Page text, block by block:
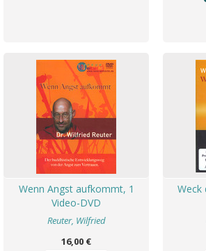
Wenn Angst aufkommt, 1
Video-DVD
Reuter, Wilfried
16,00 €
Weck